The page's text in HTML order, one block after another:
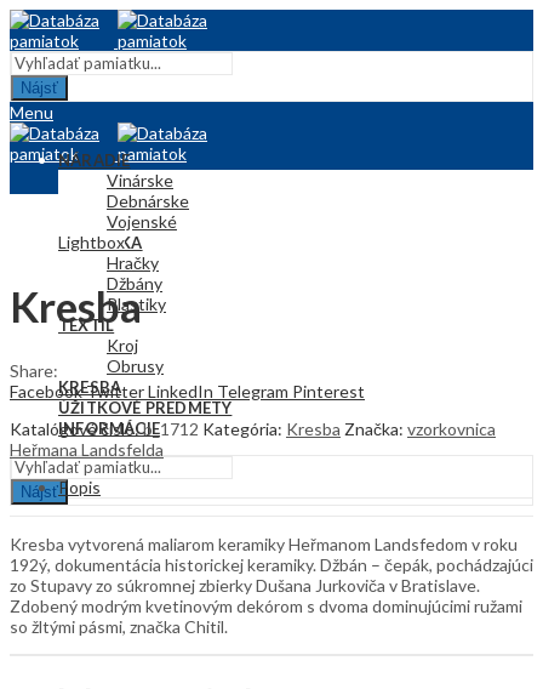
Nájsť
Menu
NÁRADIE
Vinárske
Debnárske
Vojenské
KERAMIKA
Hračky
Džbány
Plastiky
TEXTIL
Kroj
Obrusy
KRESBA
ÚŽITKOVÉ PREDMETY
INFORMÁCIE
Nájsť
Lightbox
Kresba
Share:
FacebookTwitterLinkedIn Telegram Pinterest
Katalógové číslo:b_1712 Kategória: Kresba Značka: vzorkovnica
Heřmana Landsfelda
Popis
Kresba vytvorená maliarom keramiky Heřmanom Landsfedom v roku
192ý, dokumentácia historickej keramiky. Džbán – čepák, pochádzajúci
zo Stupavy zo súkromnej zbierky Dušana Jurkoviča v Bratislave.
Zdobený modrým kvetinovým dekórom s dvoma dominujúcimi ružami
so žltými pásmi, značka Chitil.